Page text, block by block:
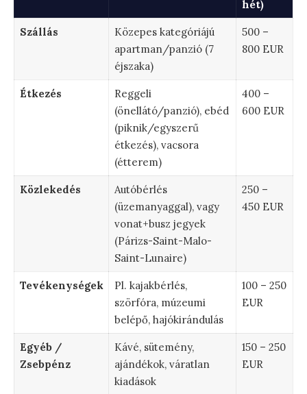
hét)
Szállás
Közepes kategóriájú
apartman/panzió (7
éjszaka)
500 –
800 EUR
Étkezés
Reggeli
(önellátó/panzió), ebéd
(piknik/egyszerű
étkezés), vacsora
(étterem)
400 –
600 EUR
Közlekedés
Autóbérlés
(üzemanyaggal), vagy
vonat+busz jegyek
(Párizs-Saint-Malo-
Saint-Lunaire)
250 –
450 EUR
Tevékenységek
Pl. kajakbérlés,
szörfóra, múzeumi
belépő, hajókirándulás
100 – 250
EUR
Egyéb /
Zsebpénz
Kávé, sütemény,
ajándékok, váratlan
kiadások
150 – 250
EUR